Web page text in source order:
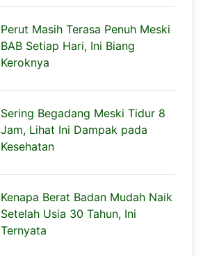
Perut Masih Terasa Penuh Meski
BAB Setiap Hari, Ini Biang
Keroknya
Sering Begadang Meski Tidur 8
Jam, Lihat Ini Dampak pada
Kesehatan
Kenapa Berat Badan Mudah Naik
Setelah Usia 30 Tahun, Ini
Ternyata